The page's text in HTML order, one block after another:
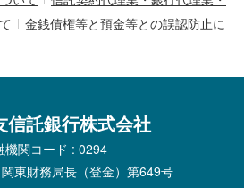
金銭債権等と預金等との誤認防止に
信託銀行株式会社
機関コード : 0294
東財務局長（登金）第649号